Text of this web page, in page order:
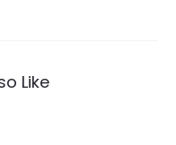
Like